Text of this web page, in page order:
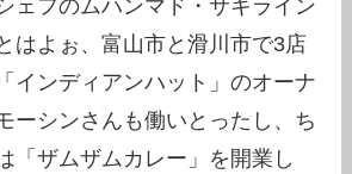
ェフのムハンマド・サキライン
はよぉ、富山市と滑川市で3店
インディアンハット」のオーナ
ーシンさんも働いとったし、ち
「ザムザムカレー」を開業し